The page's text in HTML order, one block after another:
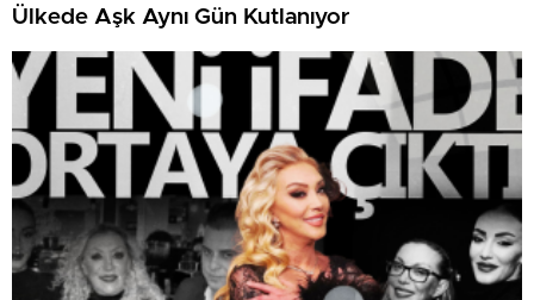
Ülkede Aşk Aynı Gün Kutlanıyor